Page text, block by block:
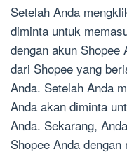
Setelah Anda
diminta untuk
dengan akun Shopee
dari Shopee yang
Anda. Setelah Anda
Anda akan diminta
Anda. Sekarang,
Shopee Anda dengan